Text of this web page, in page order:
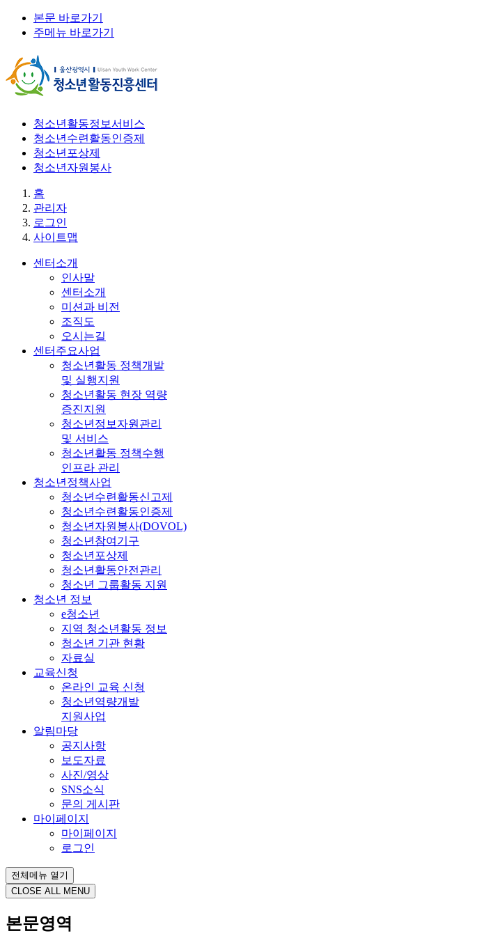
본문 바로가기
주메뉴 바로가기
청소년활동정보서비스
청소년수련활동인증제
청소년포상제
청소년자원봉사
홈
관리자
로그인
사이트맵
센터소개
인사말
센터소개
미션과 비전
조직도
오시는길
센터주요사업
청소년활동 정책개발
및 실행지원
청소년활동 현장 역량
증진지원
청소년정보자원관리
및 서비스
청소년활동 정책수행
인프라 관리
청소년정책사업
청소년수련활동신고제
청소년수련활동인증제
청소년자원봉사(DOVOL)
청소년참여기구
청소년포상제
청소년활동안전관리
청소년 그룹활동 지원
청소년 정보
e청소년
지역 청소년활동 정보
청소년 기관 현황
자료실
교육신청
온라인 교육 신청
청소년역량개발
지원사업
알림마당
공지사항
보도자료
사진/영상
SNS소식
문의 게시판
마이페이지
마이페이지
로그인
전체메뉴 열기
CLOSE ALL MENU
본문영역